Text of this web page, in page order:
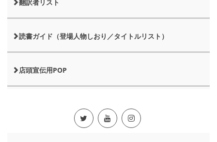
翻訳者リスト
読書ガイド（登場人物しおり／タイトルリスト）
店頭宣伝用POP